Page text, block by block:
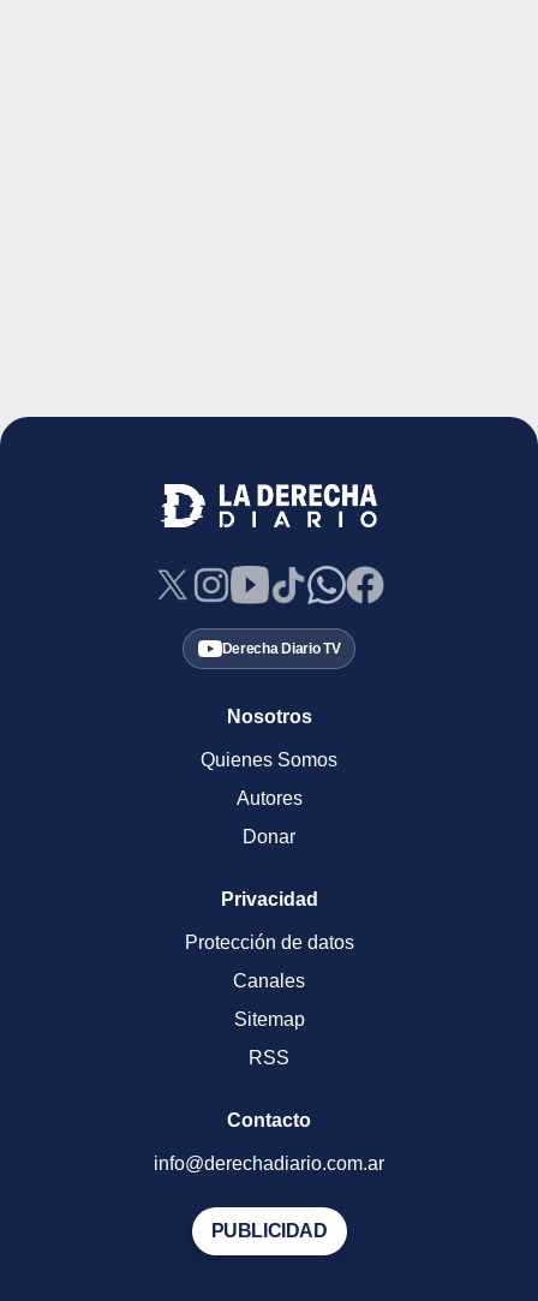
Derecha Diario TV
Nosotros
Quienes Somos
Autores
Donar
Privacidad
Protección de datos
Canales
Sitemap
RSS
Contacto
info@derechadiario.com.ar
PUBLICIDAD